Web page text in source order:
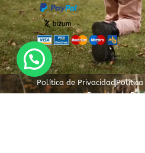
Política de PrivacidadPolítica
Derecho de